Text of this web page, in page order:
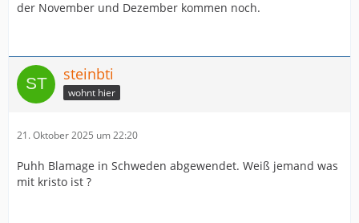
der November und Dezember kommen noch.
steinbti
wohnt hier
21. Oktober 2025 um 22:20
Puhh Blamage in Schweden abgewendet. Weiß jemand was
mit kristo ist ?